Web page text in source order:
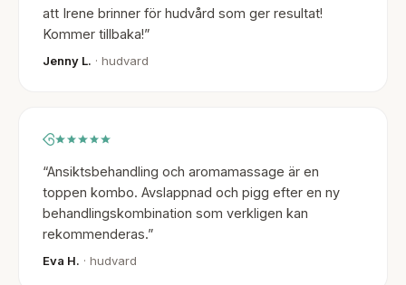
att Irene brinner för hudvård som ger resultat!
Kommer tillbaka!”
Jenny L. · hudvard
“Ansiktsbehandling och aromamassage är en
toppen kombo. Avslappnad och pigg efter en ny
behandlingskombination som verkligen kan
rekommenderas.”
Eva H. · hudvard